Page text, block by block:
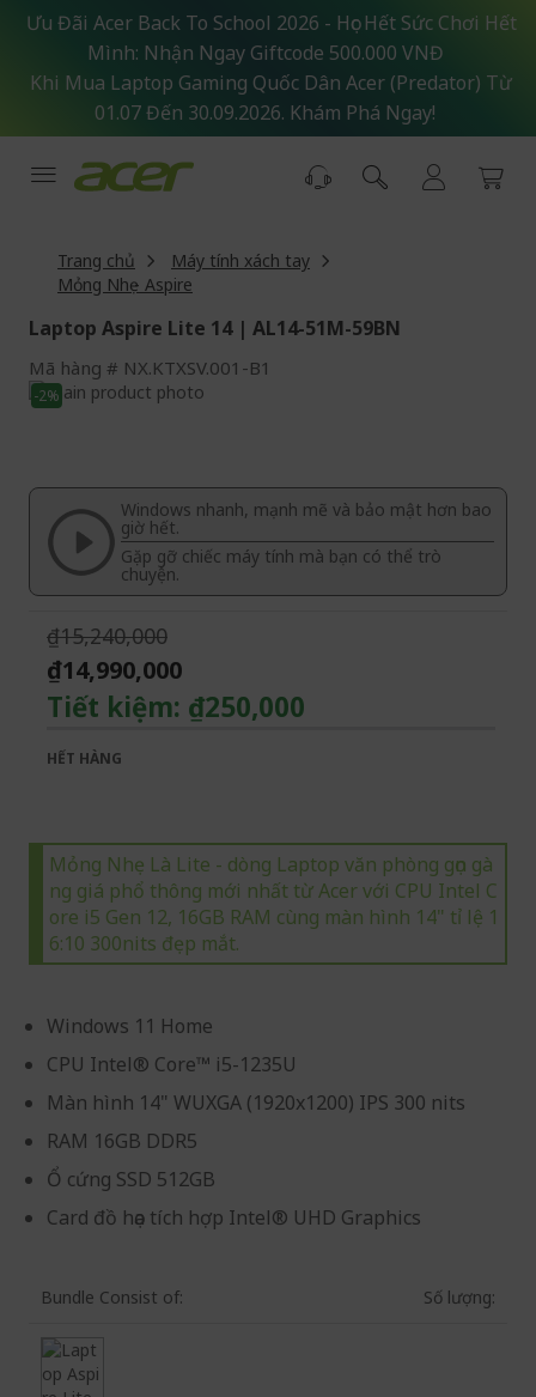
Ưu Đãi Acer Back To School 2026 - Học Hết Sức Chơi Hết
Mình: Nhận Ngay Giftcode 500.000 VNĐ
Khi Mua Laptop Gaming Quốc Dân Acer (Predator) Từ
01.07 Đến 30.09.2026. Khám Phá Ngay!
Trang chủ
Máy tính xách tay
Mỏng Nhẹ - Aspire
Laptop Aspire Lite 14 | AL14-51M-59BN
Mã hàng NX.KTXSV.001-B1
Skip
to
of
images
gallery
-2%
Skip
beginning
the
images
gallery
Windows nhanh, mạnh mẽ và bảo mật hơn bao
giờ hết.
Gặp gỡ chiếc máy tính mà bạn có thể trò
chuyện.
Mỏng Nhẹ Là Lite - dòng Laptop văn phòng gọn gà
ng giá phổ thông mới nhất từ Acer với CPU Intel C
ore i5 Gen 12, 16GB RAM cùng màn hình 14" tỉ lệ 1
6:10 300nits đẹp mắt.
Windows 11 Home
CPU Intel® Core™ i5-1235U
Màn hình 14" WUXGA (1920x1200) IPS 300 nits
RAM 16GB DDR5
Ổ cứng SSD 512GB
Card đồ họa tích hợp Intel® UHD Graphics
Bundle Consist of: Số lượng:
₫15,240,000
₫14,990,000
Tiết kiệm: ₫250,000
HẾT HÀNG